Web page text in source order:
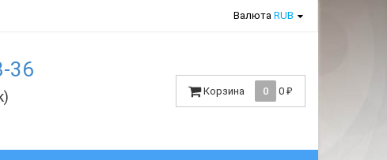
Валюта RUB
36
Корзина 0 0 ₽